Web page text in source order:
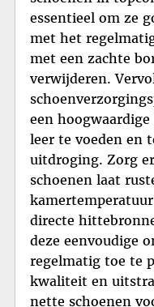
essentieel om ze
met het
met een zachte
verwijderen.
een
leer te voeden en
uitdroging. Zorg
schoenen laat
directe
deze eenvoudige
regelmatig toe te
kwaliteit en
nette schoenen